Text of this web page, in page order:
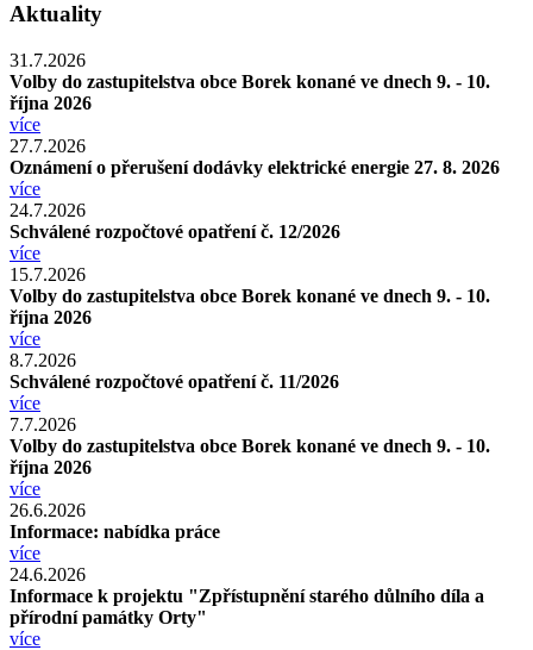
Aktuality
31.7.2026
Volby do zastupitelstva obce Borek konané ve dnech 9. - 10.
října 2026
více
27.7.2026
Oznámení o přerušení dodávky elektrické energie 27. 8. 2026
více
24.7.2026
Schválené rozpočtové opatření č. 12/2026
více
15.7.2026
Volby do zastupitelstva obce Borek konané ve dnech 9. - 10.
října 2026
více
8.7.2026
Schválené rozpočtové opatření č. 11/2026
více
7.7.2026
Volby do zastupitelstva obce Borek konané ve dnech 9. - 10.
října 2026
více
26.6.2026
Informace: nabídka práce
více
24.6.2026
Informace k projektu "Zpřístupnění starého důlního díla a
přírodní památky Orty"
více